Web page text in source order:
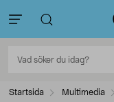
Startsida Multimedia